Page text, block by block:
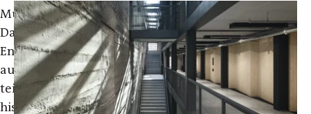
Münchens.
Das
Ensemble
aus
teils
historischen,